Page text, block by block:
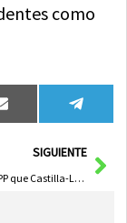
como
Compartir
en
Email
en
SIGUIENTE
PSOE Sugiere al PP que Castilla-La Mancha Priorice Extensión Territorial para Lograr Financiación Justa